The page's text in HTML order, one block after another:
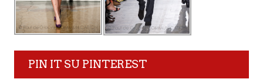
PIN IT SU PINTEREST